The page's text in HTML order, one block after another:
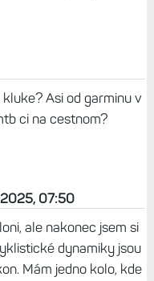
Asi od garminu v
ci na cestnom?
07:50
ale nakonec jsem si
dynamiky jsou
Mám jedno kolo, kde